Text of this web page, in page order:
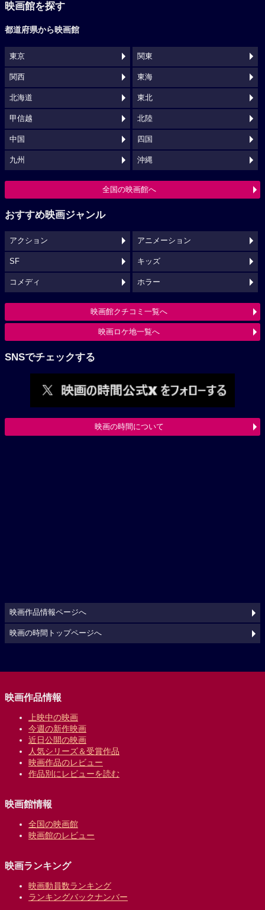
映画館を探す
都道府県から映画館
東京 関東
関西 東海
北海道 東北
甲信越 北陸
中国 四国
九州 沖縄
全国の映画館へ
おすすめ映画ジャンル
アクション アニメーション
SF キッズ
コメディ ホラー
映画館クチコミ一覧へ
映画ロケ地一覧へ
SNSでチェックする
映画の時間について
映画作品情報ページへ
映画の時間トップページへ
映画作品情報
上映中の映画
今週の新作映画
近日公開の映画
人気シリーズ＆受賞作品
映画作品のレビュー
作品別にレビューを読む
映画館情報
全国の映画館
映画館のレビュー
映画ランキング
映画動員数ランキング
ランキングバックナンバー